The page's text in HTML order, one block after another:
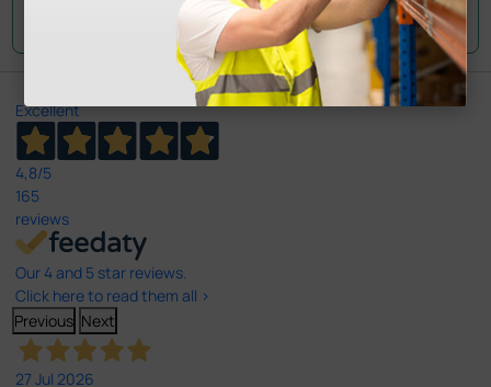
Envie a sua questão
Excellent
4,8/5
165
reviews
Our 4 and 5 star reviews.
Click here to read them all >
Previous Next
27 Jul 2026